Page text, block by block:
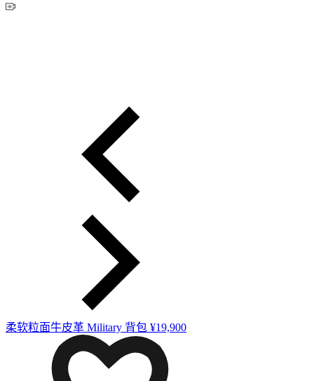
柔软粒面牛皮革 Military 背包 ¥19,900